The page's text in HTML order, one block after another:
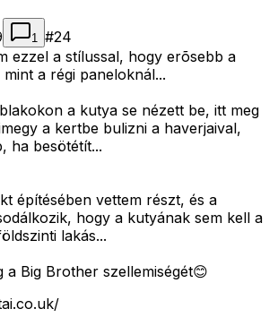
1 #24
ezzel a stílussal, hogy erõsebb a
a régi paneloknál...
a kutya se nézett be, itt meg
a kertbe bulizni a haverjaival,
ha besötétít...
építésében vettem részt, és a
hogy a kutyának sem kell a
lakás...
a Big Brother szellemiségét😊